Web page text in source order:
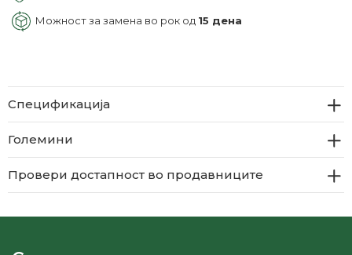
Можност за замена во рок од 15 дена
Спецификација
Големини
Провери достапност во продавниците